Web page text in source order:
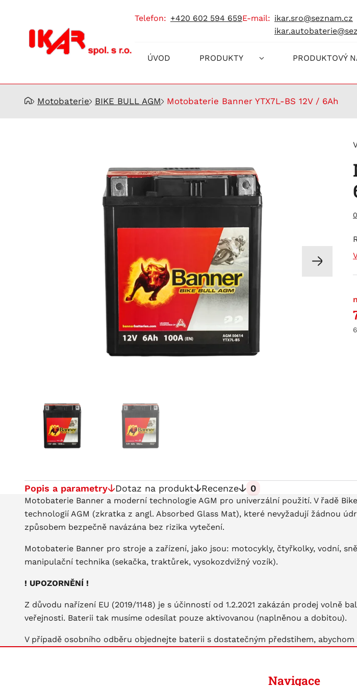
Prodej
akumulátorů
telefon: +420 602 594 659 e-mail: ikar.sro@seznam.cz
ÚVOD PRODUKTY PRODUKTOVÝ
Motobaterie BIKE BULL AGM Motobaterie Banner YTX7L-BS 12V / 6Ah
Popis a parametry Dotaz na produkt Recenze 0
Motobaterie Banner a moderní technologie AGM pro univerzální použití. V řadě
technologií AGM (zkratka z angl. Absorbed Glass Mat), které nevyžadují žádnou
způsobem bezpečně navázána bez rizika vytečení.
Motobaterie Banner pro stroje a zařízení, jako jsou: motocykly, čtyřkolky, vodní,
manipulační technika (sekačka, traktůrek, vysokozdvižný vozík).
! UPOZORNĚNÍ !
Z důvodu nařízení EU (2019/1148) je s účinností od 1.2.2021 zakázán prodej
veřejnosti. Baterii tak musíme odesílat pouze aktivovanou (naplněnou a dobitou).
V případě osobního odběru objednejte baterii s dostatečným předstihem,
Navigace